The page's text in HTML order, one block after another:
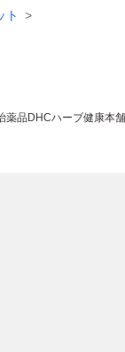
ト
薬品DHCハーブ健康本舗